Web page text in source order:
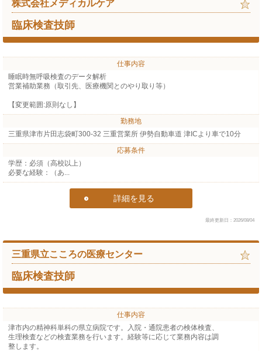
株式会社メディカルケア
臨床検査技師
仕事内容
睡眠時無呼吸検査のデータ解析
営業補助業務（取引先、医療機関とのやり取り等）
【変更範囲:原則なし】
勤務地
三重県津市片田志袋町300-32 三重営業所 伊勢自動車道 津ICより車で10分
応募条件
学歴：必須（高校以上）
必要な経験：（あ...
詳細を見る
最終更新日：2026/08/04
三重県立こころの医療センター
臨床検査技師
仕事内容
津市内の精神科単科の県立病院です。入院・通院患者の検体検査、
生理検査などの検査業務を行います。経験等に応じて業務内容は調
整します。